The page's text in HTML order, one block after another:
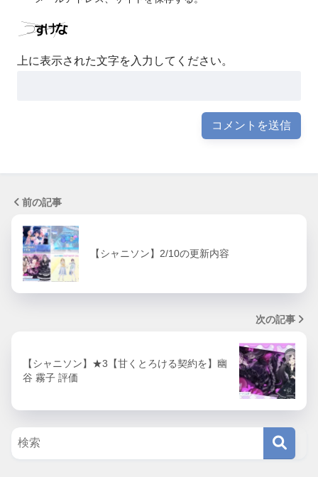
上に表示された文字を入力してください。
前の記事
【シャニソン】2/10の更新内容
次の記事
【シャニソン】★3【甘くとろける契約を】幽
谷 霧子 評価